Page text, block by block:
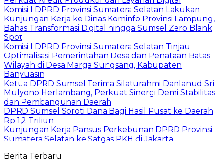
Komisi I DPRD Provinsi Sumatera Selatan Lakukan
Kunjungan Kerja ke Dinas Kominfo Provinsi Lampung,
Bahas Transformasi Digital hingga Sumsel Zero Blank
Spot
Komisi I DPRD Provinsi Sumatera Selatan Tinjau
Optimalisasi Pemerintahan Desa dan Penataan Batas
Wilayah di Desa Marga Sungsang, Kabupaten
Banyuasin
Ketua DPRD Sumsel Terima Silaturahmi Danlanud Sri
Mulyono Herlambang, Perkuat Sinergi Demi Stabilitas
dan Pembangunan Daerah
DPRD Sumsel Soroti Dana Bagi Hasil Pusat ke Daerah
Rp 1,2 Triliun
Kunjungan Kerja Pansus Perkebunan DPRD Provinsi
Sumatera Selatan ke Satgas PKH di Jakarta
Berita Terbaru